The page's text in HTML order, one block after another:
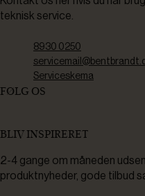
teknisk service.
8930 0250
Serviceskema
FØLG OS
BLIV INSPIRERET
2-4 gange om måneden
produktnyheder, gode tilbud